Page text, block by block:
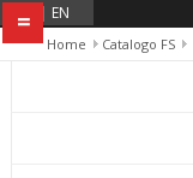
= | EN
Home
Catalogo FS